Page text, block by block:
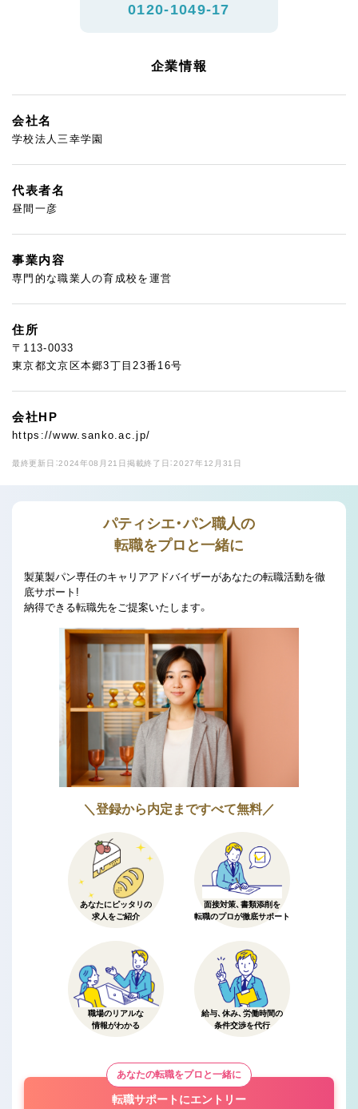
0120-1049-17
企業情報
会社名
学校法人三幸学園
代表者名
昼間一彦
事業内容
専門的な職業人の育成校を運営
住所
〒113-0033
東京都文京区本郷3丁目23番16号
会社HP
https://www.sanko.ac.jp/
最終更新日：2024年08月21日 掲載終了日：2027年12月31日
パティシエ・パン職人の
転職をプロと一緒に
製菓製パン専任のキャリアアドバイザーがあなたの転職活動を徹
底サポート!
納得できる転職先をご提案いたします。
＼登録から内定まですべて無料／
あなたにピッタリの
求人をご紹介
面接対策、書類添削を
転職のプロが徹底サポート
職場のリアルな
情報がわかる
給与、休み、労働時間の
条件交渉を代行
あなたの転職をプロと一緒に
転職サポートにエントリー